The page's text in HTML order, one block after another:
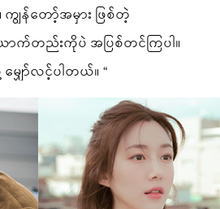
ျွန်တော့်အမှား ဖြစ်တဲ့
က်တည်းကိုပဲ အပြစ်တင်ကြပါ။
ျှော်လင့်ပါတယ်။ “